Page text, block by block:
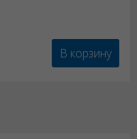
В корзину